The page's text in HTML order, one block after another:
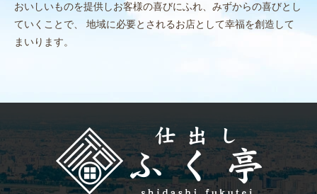
おいしいものを提供しお客様の喜びにふれ、みずからの喜びとし
ていくことで、
地域に必要とされるお店として幸福を創造して
まいります。